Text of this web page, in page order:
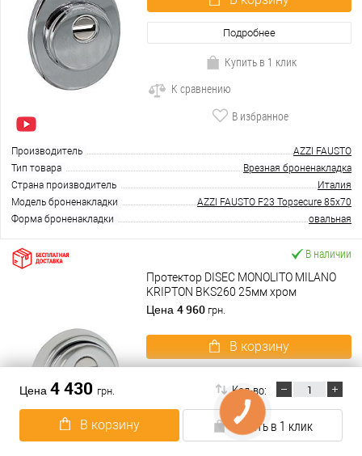
Цена 4 430 грн. Кол-во:
В корзину Купить в 1 клик
Подробнее
Купить в 1 клик
К сравнению
В избранное
Производитель
AZZI FAUSTO
Тип товара
Врезная броненакладка
Страна производитель
Италия
Модель броненакладки
AZZI FAUSTO F23 Topsecure 85x70
Форма броненакладки
овальная
В наличии
Протектор DISEC MONOLITO MILANO
KRIPTON BKS260 25мм хром
полированный
Цена 4 960 грн.
В корзину
Купить в 1 клик
К сравнению